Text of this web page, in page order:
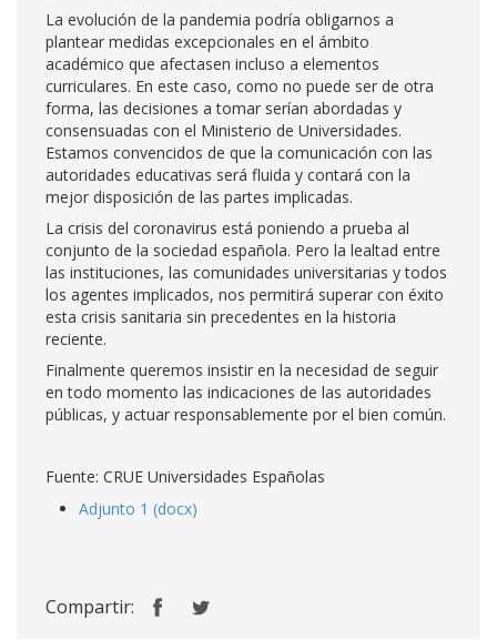
La evolución de la pandemia podría obligarnos a
plantear medidas excepcionales en el ámbito
académico que afectasen incluso a elementos
curriculares. En este caso, como no puede ser de otra
forma, las decisiones a tomar serían abordadas y
consensuadas con el Ministerio de Universidades.
Estamos convencidos de que la comunicación con las
autoridades educativas será fluida y contará con la
mejor disposición de las partes implicadas.
La crisis del coronavirus está poniendo a prueba al
conjunto de la sociedad española. Pero la lealtad entre
las instituciones, las comunidades universitarias y todos
los agentes implicados, nos permitirá superar con éxito
esta crisis sanitaria sin precedentes en la historia
reciente.
Finalmente queremos insistir en la necesidad de seguir
en todo momento las indicaciones de las autoridades
públicas, y actuar responsablemente por el bien común.
Fuente: CRUE Universidades Españolas
Adjunto 1 (docx)
Compartir: